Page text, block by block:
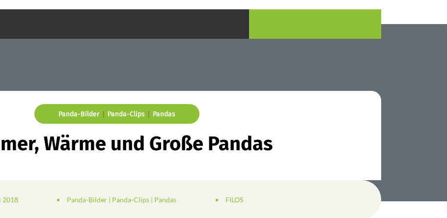
Panda-Bilder | Panda-Clips | Pandas
Wärme und Große Pandas
2018 Panda-Bilder | Panda-Clips | Pandas FILOS